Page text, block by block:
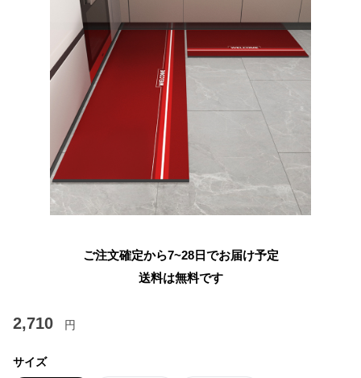
ご注文確定から7~28日でお届け予定
送料は無料です
2,710 円
サイズ